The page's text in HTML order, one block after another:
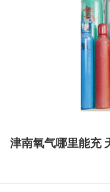
津南氧气哪里能充